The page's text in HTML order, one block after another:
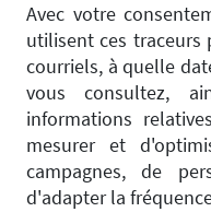
Avec votre
utilisent ces traceurs
courriels, à quelle
vous consultez,
informations
mesurer et
campagnes, de
d'adapter la